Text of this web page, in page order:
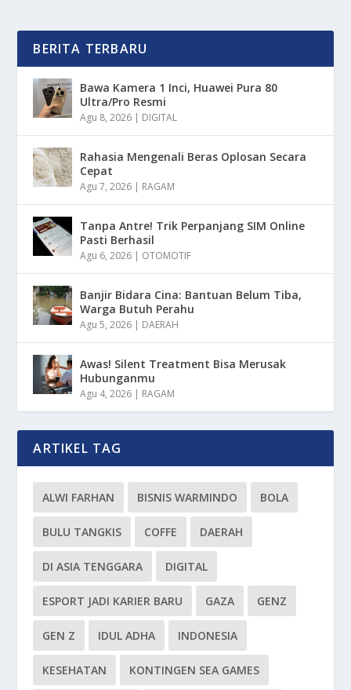
BERITA TERBARU
Bawa Kamera 1 Inci, Huawei Pura 80
Ultra/Pro Resmi
Agu 8, 2026 | DIGITAL
Rahasia Mengenali Beras Oplosan Secara
Cepat
Agu 7, 2026 | RAGAM
Tanpa Antre! Trik Perpanjang SIM Online
Pasti Berhasil
Agu 6, 2026 | OTOMOTIF
Banjir Bidara Cina: Bantuan Belum Tiba,
Warga Butuh Perahu
Agu 5, 2026 | DAERAH
Awas! Silent Treatment Bisa Merusak
Hubunganmu
Agu 4, 2026 | RAGAM
ARTIKEL TAG
ALWI FARHAN BISNIS WARMINDO BOLA
BULU TANGKIS COFFE DAERAH
DI ASIA TENGGARA DIGITAL
ESPORT JADI KARIER BARU GAZA GENZ
GEN Z IDUL ADHA INDONESIA
KESEHATAN KONTINGEN SEA GAMES